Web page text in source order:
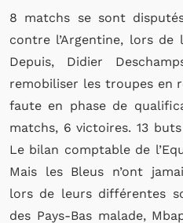
8 matchs se sont
contre l’Argentine, lors de
Depuis, Didier
remobiliser les troupes en
faute en phase de
matchs, 6 victoires. 13
Le bilan comptable de
Mais les Bleus n’ont
lors de leurs différentes
des Pays-Bas malade,